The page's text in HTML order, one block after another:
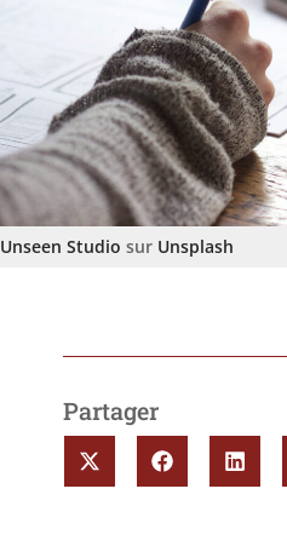
Unseen Studio sur Unsplash
Partager
SHARE
ON
SHARE
ON
ON